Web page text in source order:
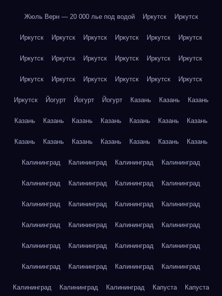
Жюль Верн — 20 000 лье под водой Иркутск Иркутск
Иркутск Иркутск Иркутск Иркутск Иркутск Иркутск
Иркутск Иркутск Иркутск Иркутск Иркутск Иркутск
Иркутск Иркутск Иркутск Иркутск Иркутск Иркутск
Иркутск Йогурт Йогурт Йогурт Казань Казань Казань
Казань Казань Казань Казань Казань Казань Казань
Казань Казань Казань Казань Казань Казань Казань
Калининград Калининград Калининград Калининград
Калининград Калининград Калининград Калининград
Калининград Калининград Калининград Калининград
Калининград Калининград Калининград Калининград
Калининград Калининград Калининград Калининград
Калининград Калининград Калининград Калининград
Калининград Калининград Калининград Капуста Капуста